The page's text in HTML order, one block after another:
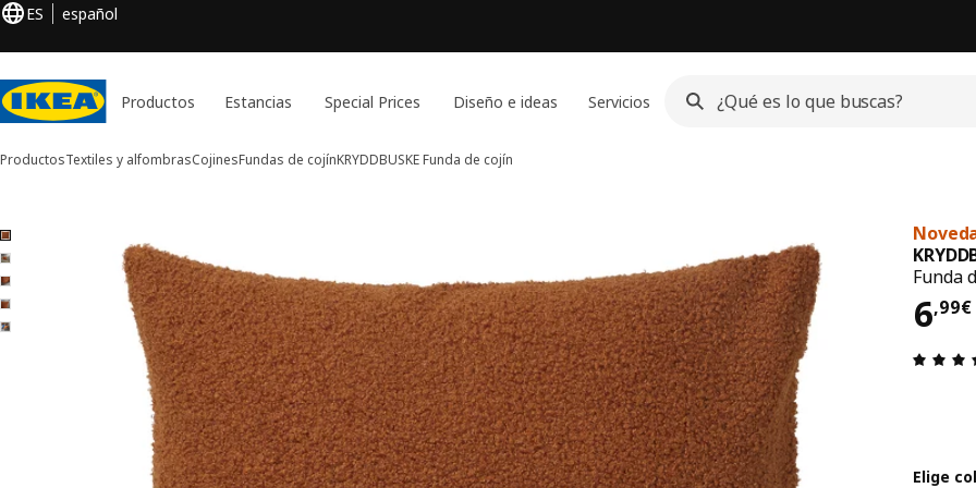
ES español
Productos Estancias Special Prices Diseño e ideas Servicios
ProductosTextiles y alfombrasCojinesFundas de cojínKRYDDBUSKEFunda de cojín
Imágenes de 5 KRYDDBUSKE
imágenes
Funda
6,99€
El
Elige